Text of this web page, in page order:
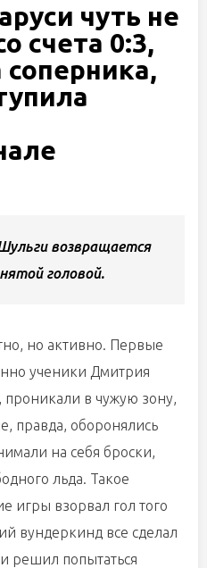
чуть не
счета 0:3,
соперника,
возвращается
головой.
но активно. Первые
ученики Дмитрия
в чужую зону,
правда, оборонялись
на себя броски,
льда. Такое
игры взорвал гол того
вундеркинд все сделал
решил попытаться